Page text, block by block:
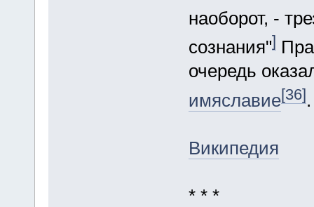
наоборот, -
сознания"]
очередь
имяславие[36].
Википедия
* * *